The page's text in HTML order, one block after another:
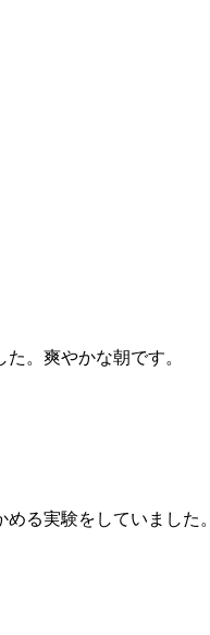
。爽やかな朝です。
る実験をしていました。